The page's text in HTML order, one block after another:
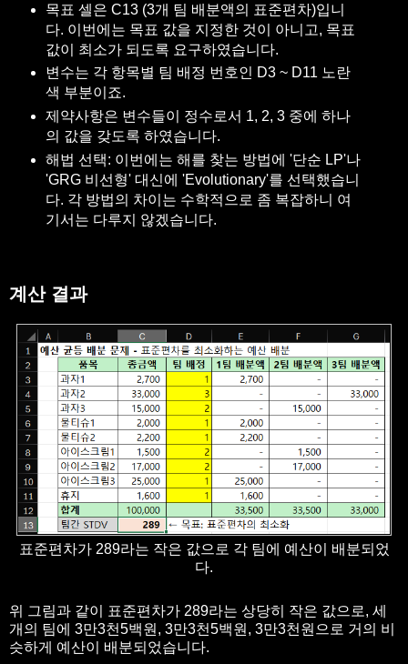
목표 셀은 C13 (3개 팀 배분액의 표준편차)입니
다. 이번에는 목표 값을 지정한 것이 아니고, 목표
값이 최소가 되도록 요구하였습니다.
변수는 각 항목별 팀 배정 번호인 D3 ~ D11 노란
색 부분이죠.
제약사항은 변수들이 정수로서 1, 2, 3 중에 하나
의 값을 갖도록 하였습니다.
해법 선택: 이번에는 해를 찾는 방법에 '단순 LP'나
'GRG 비선형' 대신에 'Evolutionary'를 선택했습니
다. 각 방법의 차이는 수학적으로 좀 복잡하니 여
기서는 다루지 않겠습니다.
계산 결과
표준편차가 289라는 작은 값으로 각 팀에 예산이 배분되었
다.
위 그림과 같이 표준편차가 289라는 상당히 작은 값으로, 세
개의 팀에 3만3천5백원, 3만3천5백원, 3만3천원으로 거의 비
슷하게 예산이 배분되었습니다.